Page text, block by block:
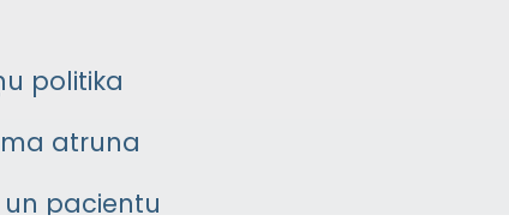
politika
atruna
un pacientu